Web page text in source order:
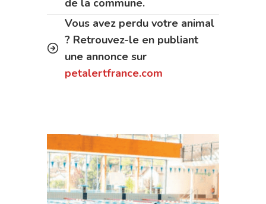
Vous avez perdu votre animal
? Retrouvez-le en publiant
une annonce sur
petalertfrance.com